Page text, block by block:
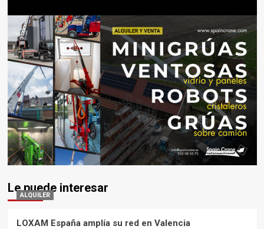
Le puede interesar
ALQUILER
LOXAM España amplía su red en Valencia